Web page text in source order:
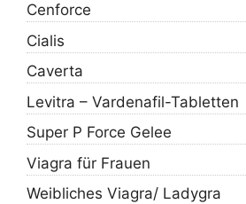
Cenforce
Cialis
Caverta
Levitra – Vardenafil-Tabletten
Super P Force Gelee
Viagra für Frauen
Weibliches Viagra/ Ladygra